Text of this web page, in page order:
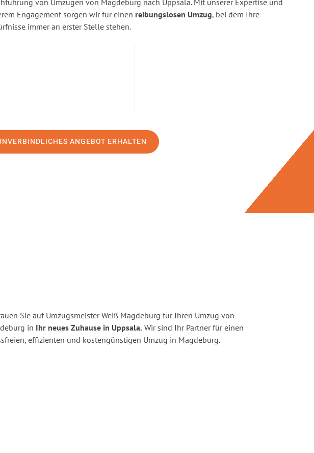
von Umzügen von Magdeburg nach Uppsala. Mit unserer Expertise und
Engagement sorgen wir für einen reibungslosen Umzug, bei dem Ihre
immer an erster Stelle stehen.
ANGEBOT ERHALTEN
Sie auf Umzugsmeister Weiß Magdeburg für Ihren Umzug von
in Ihr neues Zuhause in Uppsala. Wir sind Ihr Partner für einen
effizienten und kostengünstigen Umzug in Magdeburg.